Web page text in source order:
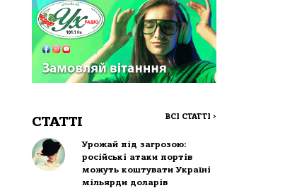
СТАТТІ ВСІ СТАТТІ >
Урожай під загрозою:
російські атаки портів
можуть коштувати Україні
мільярди доларів